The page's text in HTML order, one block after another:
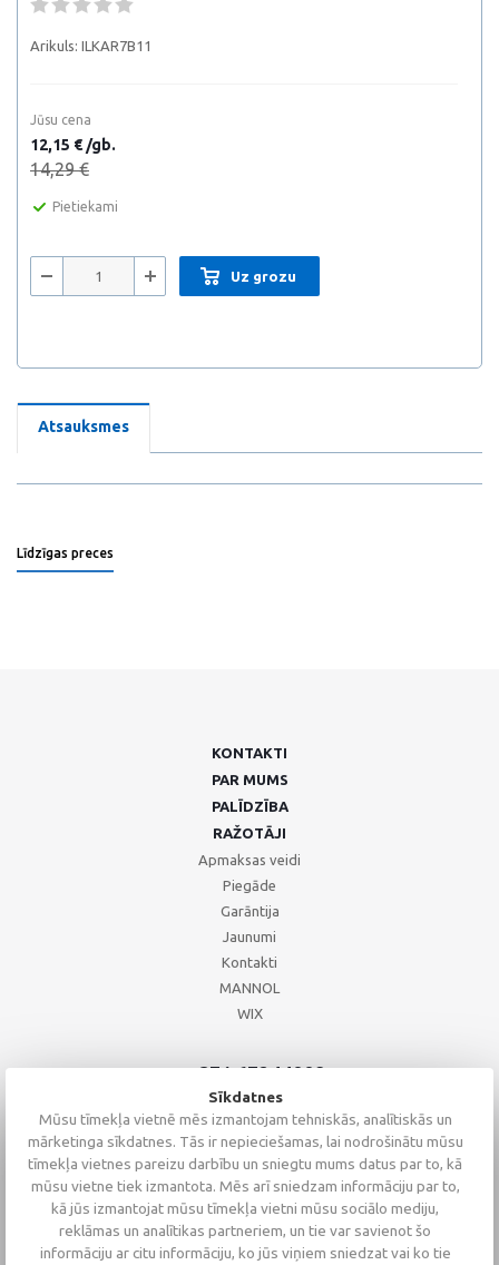
Arikuls: ILKAR7B11
Jūsu cena
12,15 € /gb.
14,29 €
Pietiekami
Uz grozu
Atsauksmes
Līdzīgas preces
KONTAKTI
PAR MUMS
PALĪDZĪBA
RAŽOTĀJI
Apmaksas veidi
Piegāde
Garāntija
Jaunumi
Kontakti
MANNOL
WIX
+371 67244008
+371 67271055
+371 26002793
Sīkdatnes
Mūsu tīmekļa vietnē mēs izmantojam tehniskās, analītiskās un
mārketinga sīkdatnes. Tās ir nepieciešamas, lai nodrošinātu mūsu
tīmekļa vietnes pareizu darbību un sniegtu mums datus par to, kā
mūsu vietne tiek izmantota. Mēs arī sniedzam informāciju par to,
kā jūs izmantojat mūsu tīmekļa vietni mūsu sociālo mediju,
reklāmas un analītikas partneriem, un tie var savienot šo
informāciju ar citu informāciju, ko jūs viņiem sniedzat vai ko tie